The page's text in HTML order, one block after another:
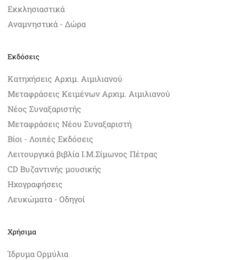
Εκκλησιαστικά
Αναμνηστικά - Δώρα
Εκδόσεις
Κατηχήσεις Αρχιμ. Αιμιλιανού
Μεταφράσεις Κειμένων Αρχιμ. Αιμιλιανού
Νέος Συναξαριστής
Μεταφράσεις Νέου Συναξαριστή
Βίοι - Λοιπές Εκδόσεις
Λειτουργικά βιβλία Ι.Μ.Σίμωνος Πέτρας
CD Βυζαντινής μουσικής
Ηχογραφήσεις
Λευκώματα - Οδηγοί
Χρήσιμα
Ίδρυμα Ορμύλια